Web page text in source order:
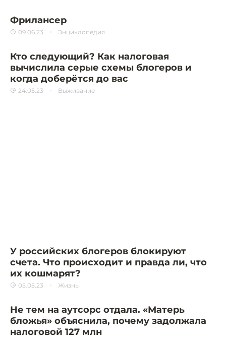
Фрилансер
09.06.23 Энциклопедия
Кто следующий? Как налоговая
вычислила серые схемы блогеров и
когда доберётся до вас
24.05.23 Выживание
У российских блогеров блокируют
счета. Что происходит и правда ли, что
их кошмарят?
05.05.23 Жизнь
Не тем на аутсорс отдала. «Матерь
бложья» объяснила, почему задолжала
налоговой 127 млн